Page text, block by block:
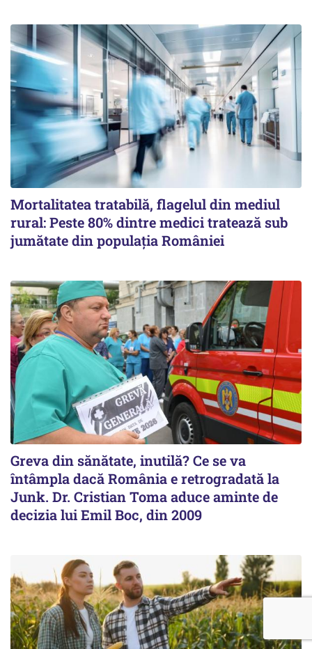
Mortalitatea tratabilă, flagelul din mediul
rural: Peste 80% dintre medici tratează sub
jumătate din populația României
Greva din sănătate, inutilă? Ce se va
întâmpla dacă România e retrogradată la
Junk. Dr. Cristian Toma aduce aminte de
decizia lui Emil Boc, din 2009